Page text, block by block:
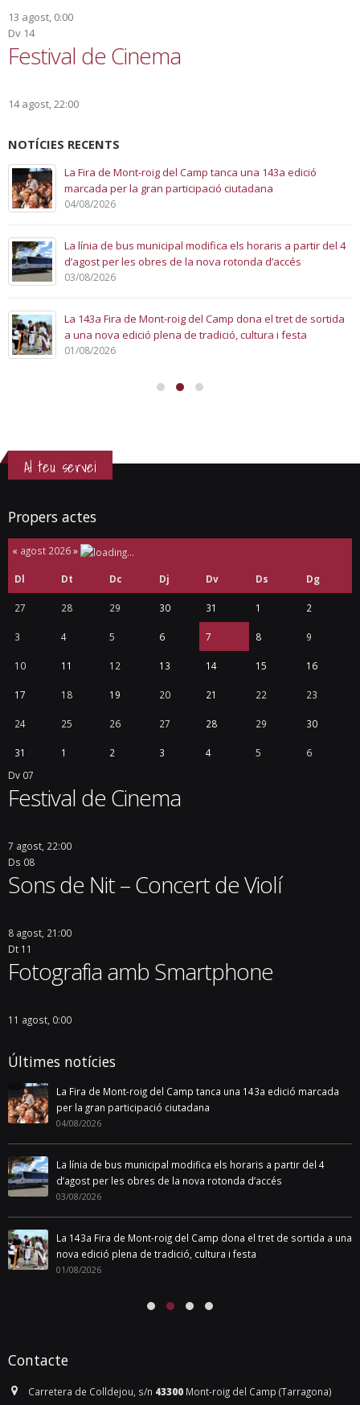
13 agost, 0:00
Dv 14
Festival de Cinema
14 agost, 22:00
NOTÍCIES RECENTS
La Fira de Mont-roig del Camp tanca una 143a edició
marcada per la gran participació ciutadana
04/08/2026
La línia de bus municipal modifica els horaris a partir del 4
d’agost per les obres de la nova rotonda d’accés
03/08/2026
La 143a Fira de Mont-roig del Camp dona el tret de sortida
a una nova edició plena de tradició, cultura i festa
01/08/2026
Al teu servei
Propers actes
« agost 2026»
Dl Dt Dc Dj Dv Ds Dg
27 28 29 30 31 1 2
3 4 5 6 7 8 9
10 11 12 13 14 15 16
17 18 19 20 21 22 23
24 25 26 27 28 29 30
31 1 2 3 4 5
6
Dv 07
Festival de Cinema
7 agost, 22:00
Ds 08
Sons de Nit – Concert de Violí
8 agost, 21:00
Dt 11
Fotografia amb Smartphone
11 agost, 0:00
Últimes notícies
La Fira de Mont-roig del Camp tanca una 143a edició marcada
per la gran participació ciutadana
04/08/2026
La línia de bus municipal modifica els horaris a partir del 4
d’agost per les obres de la nova rotonda d’accés
03/08/2026
La 143a Fira de Mont-roig del Camp dona el tret de sortida a una
nova edició plena de tradició, cultura i festa
01/08/2026
Contacte
Carretera de Colldejou, s/n 43300 Mont-roig del Camp (Tarragona)